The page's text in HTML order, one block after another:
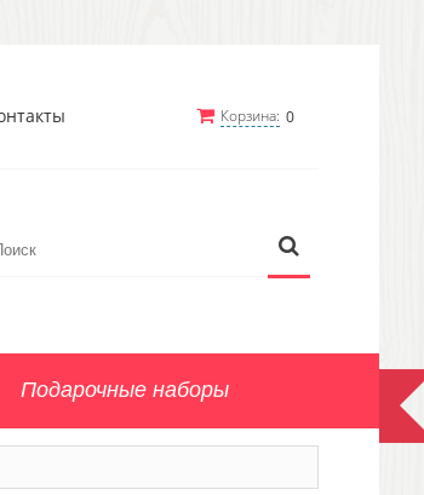
Корзина: 0
Подарочные наборы